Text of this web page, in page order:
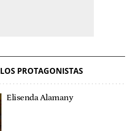
PROTAGONISTAS
Elisenda Alamany